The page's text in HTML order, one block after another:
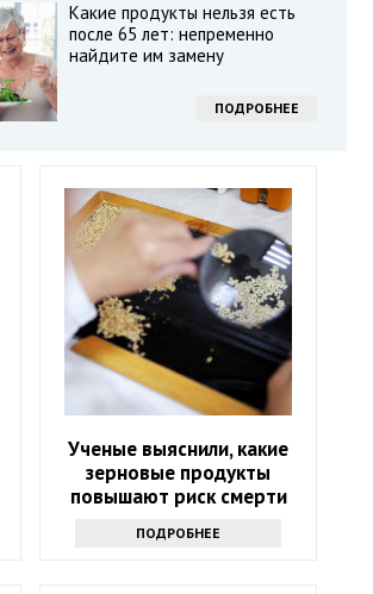
Какие продукты нельзя есть
после 65 лет: непременно
найдите им замену
ПОДРОБНЕЕ
Ученые выяснили, какие
зерновые продукты
повышают риск смерти
ПОДРОБНЕЕ